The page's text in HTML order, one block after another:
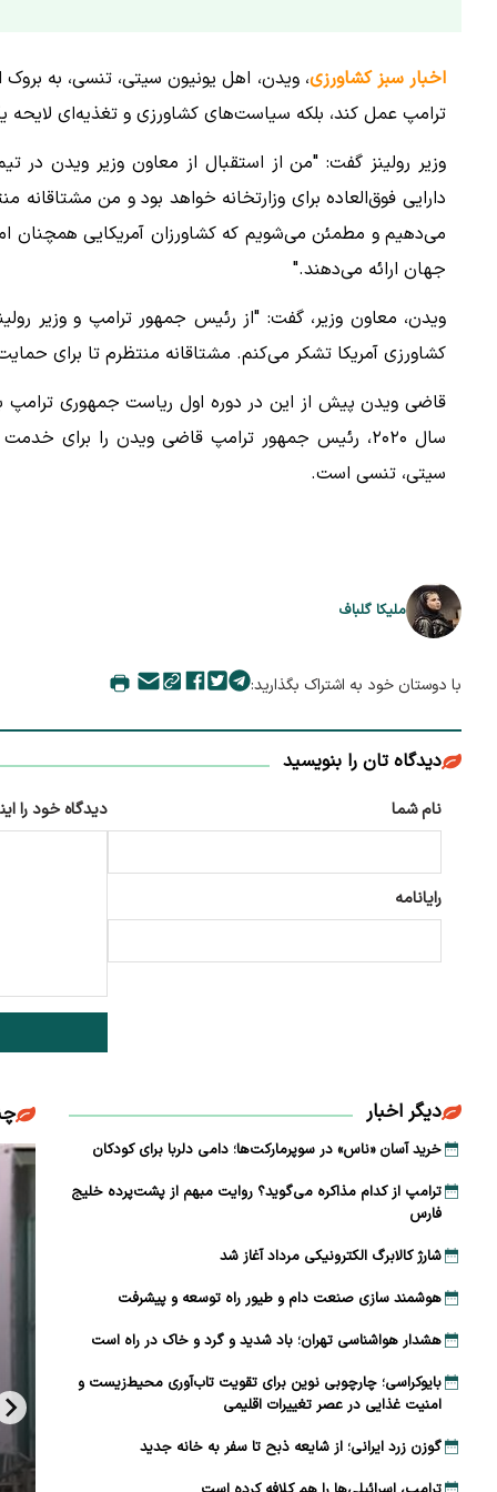
اخبار سبز کشاورزی، ویدن، اهل یونیون سیتی، تنسی، به بروک
ترامپ عمل کند، بلکه سیاست‌های کشاورزی و تغذیه‌ای لایحه یک
وزیر رولینز گفت: "من از استقبال از معاون وزیر ویدن
دارایی فوق‌العاده برای وزارتخانه خواهد بود و من
می‌دهیم و مطمئن می‌شویم که کشاورزان آمریکایی همچنان
جهان ارائه می‌دهند."
ویدن، معاون وزیر، گفت: "از رئیس جمهور ترامپ و وزیر
کشاورزی آمریکا تشکر می‌کنم. مشتاقانه منتظرم تا برای
قاضی ویدن پیش از این در دوره اول ریاست جمهوری ترامپ
سال ۲۰۲۰، رئیس جمهور ترامپ قاضی ویدن را برای
سیتی، تنسی است.
ملیکا گلباف
با دوستان خود به اشتراک بگذارید:
دیدگاه تان را بنویسید
نام شما
رایانامه
دیدگاه خود را
دیگر اخبار
خرید آسان «ناس» در سوپرمارکت‌ها؛ دامی دلربا برای کودکان
ترامپ از کدام مذاکره می‌گوید؟ روایت مبهم از پشت‌پرده خلیج
فارس
شارژ کالابرگ الکترونیکی مرداد آغاز شد
هوشمند سازی صنعت دام و طیور راه توسعه و پیشرفت
هشدار هواشناسی تهران؛ باد شدید و گرد و خاک در راه است
بایوکراسی؛ چارچوبی نوین برای تقویت تاب‌آوری محیط‌زیست و
امنیت غذایی در عصر تغییرات اقلیمی
گوزن زرد ایرانی؛ از شایعه ذبح تا سفر به خانه جدید